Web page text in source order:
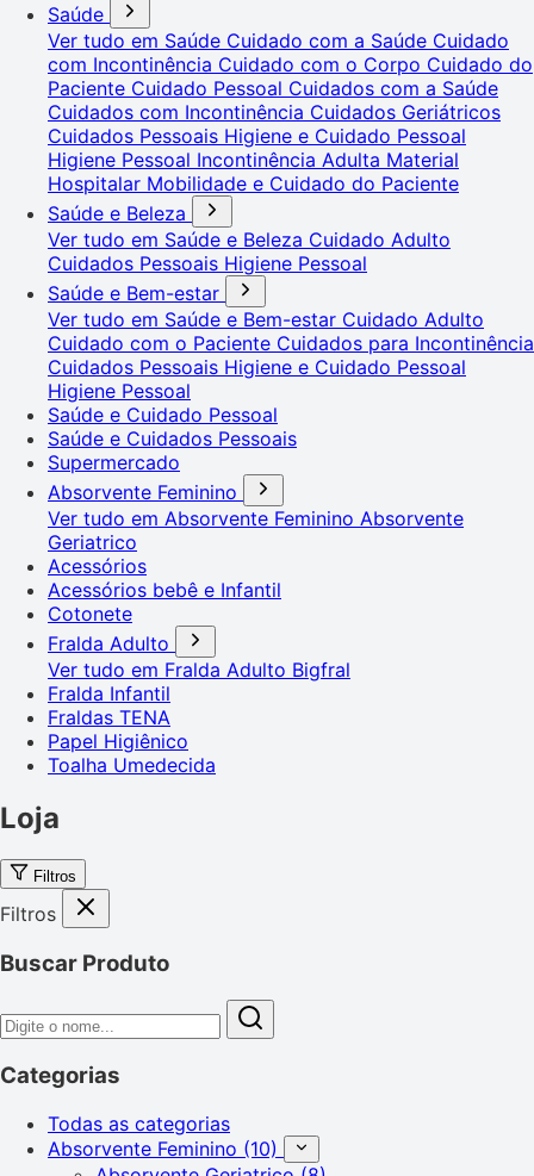
Saúde
Ver tudo em Saúde Cuidado com a Saúde Cuidado
com Incontinência Cuidado com o Corpo Cuidado do
Paciente Cuidado Pessoal Cuidados com a Saúde
Cuidados com Incontinência Cuidados Geriátricos
Cuidados Pessoais Higiene e Cuidado Pessoal
Higiene Pessoal Incontinência Adulta Material
Hospitalar Mobilidade e Cuidado do Paciente
Saúde e Beleza
Ver tudo em Saúde e Beleza Cuidado Adulto
Cuidados Pessoais Higiene Pessoal
Saúde e Bem-estar
Ver tudo em Saúde e Bem-estar Cuidado Adulto
Cuidado com o Paciente Cuidados para Incontinência
Cuidados Pessoais Higiene e Cuidado Pessoal
Higiene Pessoal
Saúde e Cuidado Pessoal
Saúde e Cuidados Pessoais
Supermercado
Absorvente Feminino
Ver tudo em Absorvente Feminino Absorvente
Geriatrico
Acessórios
Acessórios bebê e Infantil
Cotonete
Fralda Adulto
Ver tudo em Fralda Adulto Bigfral
Fralda Infantil
Fraldas TENA
Papel Higiênico
Toalha Umedecida
Loja
Filtros
Filtros
Buscar Produto
Categorias
Todas as categorias
Absorvente Feminino (10)